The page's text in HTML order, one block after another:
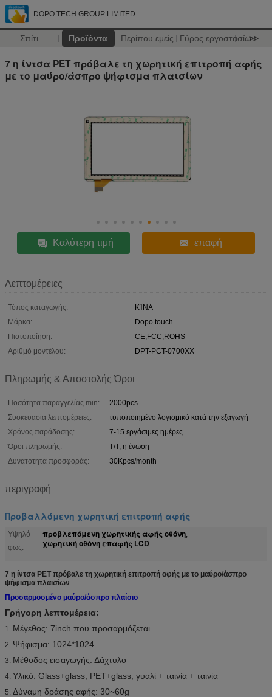
DOPO TECH GROUP LIMITED
Σπίτι Προϊόντα Περίπου εμείς Γύρος εργοστασίων
>>
7 η ίντσα PET πρόβαλε τη χωρητική επιτροπή αφής
με το μαύρο/άσπρο ψήφισμα πλαισίων
Καλύτερη τιμή επαφή
Λεπτομέρειες
Τόπος καταγωγής:
ΚΊΝΑ
Μάρκα:
Dopo touch
Πιστοποίηση:
CE,FCC,ROHS
Αριθμό μοντέλου:
DPT-PCT-0700XX
Πληρωμής & Αποστολής Όροι
Ποσότητα παραγγελίας min:
2000pcs
Συσκευασία λεπτομέρειες:
τυποποιημένο λογισμικό κατά την εξαγωγή
Χρόνος παράδοσης:
7-15 εργάσιμες ημέρες
Όροι πληρωμής:
T/T, η ένωση
Δυνατότητα προσφοράς:
30Kpcs/month
περιγραφή
Προβαλλόμενη χωρητική επιτροπή αφής
Υψηλό
φως:
προβλεπόμενη χωρητικής αφής οθόνη,
χωρητική οθόνη επαφής LCD
7 η ίντσα PET πρόβαλε τη χωρητική επιτροπή αφής με το μαύρο/άσπρο
ψήφισμα πλαισίων
Προσαρμοσμένο μαύρο/άσπρο πλαίσιο
Γρήγορη λεπτομέρεια:
1. Μέγεθος: 7inch που προσαρμόζεται
2. Ψήφισμα: 1024*1024
3. Μέθοδος εισαγωγής: Δάχτυλο
4. Υλικό: Glass+glass, PET+glass, γυαλί + ταινία + ταινία
5. Δύναμη δράσης αφής: 30~60g